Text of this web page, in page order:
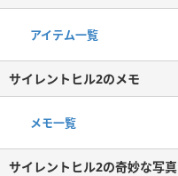
アイテム一覧
サイレントヒル2のメモ
メモ一覧
サイレントヒル2の奇妙な写真